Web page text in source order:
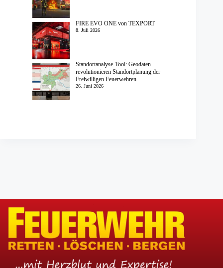
FIRE EVO ONE von TEXPORT
8. Juli 2026
Standortanalyse-Tool: Geodaten
revolutionieren Standortplanung der
Freiwilligen Feuerwehren
26. Juni 2026